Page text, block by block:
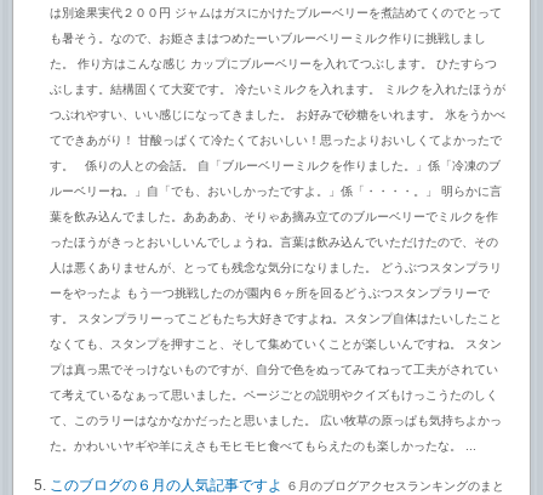
は別途果実代２００円 ジャムはガスにかけたブルーベリーを煮詰めてくのでとって
も暑そう。なので、お姫さまはつめたーいブルーベリーミルク作りに挑戦しまし
た。 作り方はこんな感じ カップにブルーベリーを入れてつぶします。 ひたすらつ
ぶします。結構固くて大変です。 冷たいミルクを入れます。 ミルクを入れたほうが
つぶれやすい、いい感じになってきました。 お好みで砂糖をいれます。 氷をうかべ
てできあがり！ 甘酸っぱくて冷たくておいしい！思ったよりおいしくてよかったで
す。 係りの人との会話。 自「ブルーベリーミルクを作りました。」係「冷凍のブ
ルーベリーね。」自「でも、おいしかったですよ。」係「・・・・。」 明らかに言
葉を飲み込んでました。ああああ、そりゃあ摘み立てのブルーベリーでミルクを作
ったほうがきっとおいしいんでしょうね。言葉は飲み込んでいただけたので、その
人は悪くありませんが、とっても残念な気分になりました。 どうぶつスタンプラリ
ーをやったよ もう一つ挑戦したのが園内６ヶ所を回るどうぶつスタンプラリーで
す。 スタンプラリーってこどもたち大好きですよね。スタンプ自体はたいしたこと
なくても、スタンプを押すこと、そして集めていくことが楽しいんですね。 スタン
プは真っ黒でそっけないものですが、自分で色をぬってみてねって工夫がされてい
て考えているなぁって思いました。ページごとの説明やクイズもけっこうたのしく
て、このラリーはなかなかだったと思いました。 広い牧草の原っぱも気持ちよかっ
た。かわいいヤギや羊にえさもモヒモヒ食べてもらえたのも楽しかったな。 ...
このブログの６月の人気記事ですよ ６月のブログアクセスランキングのまと